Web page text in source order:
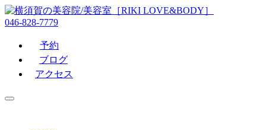
046-828-7779
予約
ブログ
アクセス